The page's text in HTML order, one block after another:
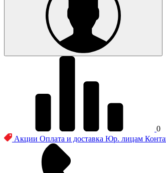
0
Акции Оплата и доставка Юр. лицам